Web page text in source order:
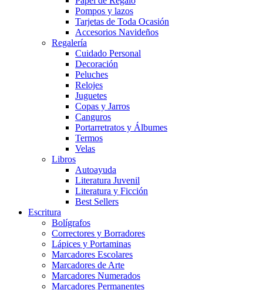
Pompos y lazos
Tarjetas de Toda Ocasión
Accesorios Navideños
Regalería
Cuidado Personal
Decoración
Peluches
Relojes
Juguetes
Copas y Jarros
Canguros
Portarretratos y Álbumes
Termos
Velas
Libros
Autoayuda
Literatura Juvenil
Literatura y Ficción
Best Sellers
Escritura
Bolígrafos
Correctores y Borradores
Lápices y Portaminas
Marcadores Escolares
Marcadores de Arte
Marcadores Numerados
Marcadores Permanentes